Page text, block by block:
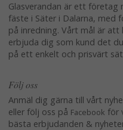
Glasverandan är ett företag
fäste i Säter i Dalarna, med
på inredning. Vårt mål är att
erbjuda dig som kund det
på ett enkelt och prisvärt
Följ oss
Anmäl dig gärna till vårt
eller följ oss på Facebook för
bästa erbjudanden &